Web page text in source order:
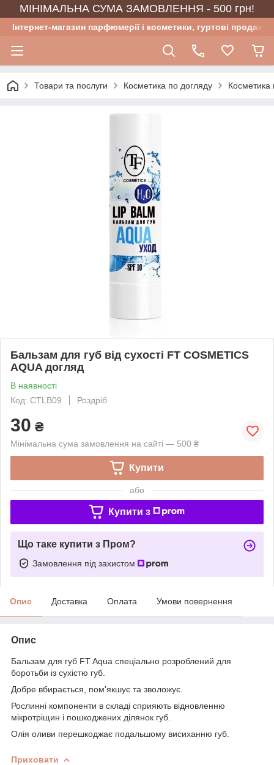
МІНІМАЛЬНА СУМА ЗАМОВЛЕННЯ - 500 грн!
Інтернет-магазин парфюмерії і косметики, гуртові продажі
Товари та послуги Косметика по догляду Косметика
Бальзам для губ від сухості FT COSMETICS
AQUA догляд
В наявності
Код: CTLB09
Роздріб
30 ₴
Мінімальна сума замовлення на сайті — 500 ₴
Купити
або
Купити з
Що таке купити з Пром?
Замовлення під захистом
Опис Доставка Оплата Умови повернення
Опис
Бальзам для губ FT Aqua спеціально розроблений для
боротьби із сухістю губ.
Добре вбирається, пом'якшує та зволожує.
Рослинні компоненти в складі сприяють відновленню
мікротріщин і пошкоджених ділянок губ.
Олія оливи перешкоджає подальшому висиханню губ.
Приховати